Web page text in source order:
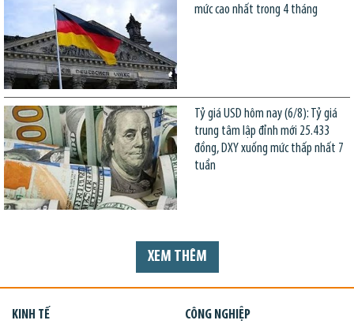
mức cao nhất trong 4 tháng
Tỷ giá USD hôm nay (6/8): Tỷ giá
trung tâm lập đỉnh mới 25.433
đồng, DXY xuống mức thấp nhất 7
tuần
XEM THÊM
KINH TẾ CÔNG NGHIỆP